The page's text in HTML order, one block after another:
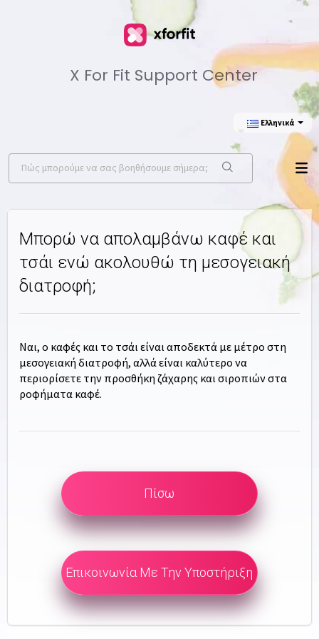
X For Fit Support Center
Ελληνικά
Μπορώ να απολαμβάνω καφέ και
τσάι ενώ ακολουθώ τη μεσογειακή
διατροφή;
Ναι, ο καφές και το τσάι είναι αποδεκτά με μέτρο στη
μεσογειακή διατροφή, αλλά είναι καλύτερο να
περιορίσετε την προσθήκη ζάχαρης και σιροπιών στα
ροφήματα καφέ.
Πίσω
Επικοινωνία Με Την Υποστήριξη